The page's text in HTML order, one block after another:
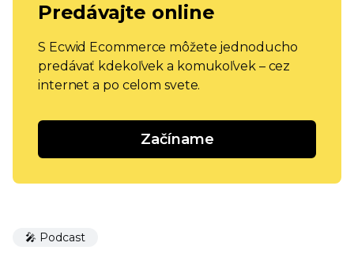
Predávajte online
S Ecwid Ecommerce môžete jednoducho
predávať kdekoľvek a komukoľvek – cez
internet a po celom svete.
Začíname
🎤 Podcast